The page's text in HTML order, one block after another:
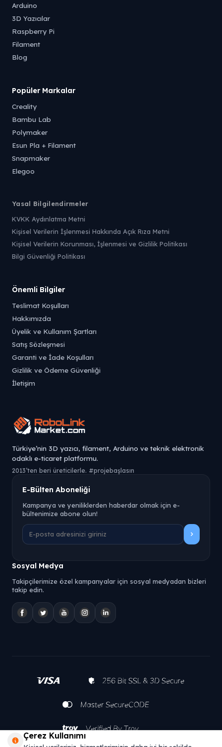
Arduino
3D Yazıcılar
Raspberry Pi
Filament
Blog
Popüler Markalar
Creality
Bambu Lab
Polymaker
Esun Pla + Filament
Snapmaker
Elegoo
Yasal Bilgilendirmeler
KVKK Aydınlatma Metni
Kişisel Verilerin İşlenmesi Hakkında Açık Rıza Metni
Kişisel Verilerin Korunması, İşlenmesi ve Gizlilik Politikası
Bilgi Güvenliği Politikası
Önemli Bilgiler
Teslimat Koşulları
Hakkımızda
Üyelik ve Kullanım Şartları
Satış Sözleşmesi
Garanti ve İade Koşulları
Gizlilik ve Ödeme Güvenliği
İletişim
Türkiye’nin 3D yazıcı, filament, Arduino ve teknik elektronik
odaklı e-ticaret platformu.
2013’ten beri üreticilerle. #projebaşlasın
E-Bülten Aboneliği
Kampanya ve yeniliklerden haberdar olmak için e-
bültenimize abone olun!
Sosyal Medya
Takipçilerimize özel kampanyalar için sosyal medyadan bizleri
takip edin.
Çerez Kullanımı